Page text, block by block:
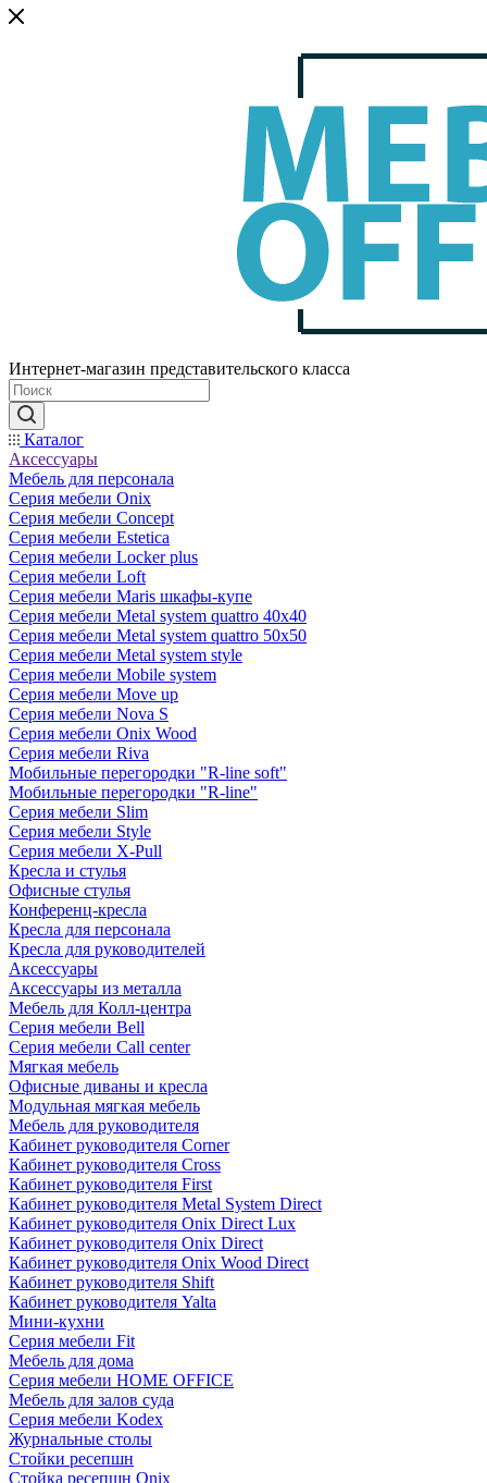
Интернет-магазин представительского класса
Каталог
Аксессуары
Мебель для персонала
Серия мебели Onix
Серия мебели Concept
Серия мебели Estetica
Серия мебели Locker plus
Серия мебели Loft
Серия мебели Maris шкафы-купе
Серия мебели Metal system quattro 40x40
Серия мебели Metal system quattro 50x50
Серия мебели Metal system style
Серия мебели Mobile system
Серия мебели Move up
Серия мебели Nova S
Серия мебели Onix Wood
Серия мебели Riva
Мобильные перегородки "R-line soft"
Мобильные перегородки "R-line"
Серия мебели Slim
Серия мебели Style
Серия мебели X-Pull
Кресла и стулья
Офисные стулья
Конференц-кресла
Кресла для персонала
Кресла для руководителей
Аксессуары
Аксессуары из металла
Мебель для Колл-центра
Серия мебели Bell
Серия мебели Call center
Мягкая мебель
Офисные диваны и кресла
Модульная мягкая мебель
Мебель для руководителя
Кабинет руководителя Corner
Кабинет руководителя Cross
Кабинет руководителя First
Кабинет руководителя Metal System Direct
Кабинет руководителя Onix Direct Lux
Кабинет руководителя Onix Direct
Кабинет руководителя Onix Wood Direct
Кабинет руководителя Shift
Кабинет руководителя Yalta
Мини-кухни
Серия мебели Fit
Мебель для дома
Серия мебели HOME OFFICE
Мебель для залов суда
Серия мебели Kodex
Журнальные столы
Стойки ресепшн
Стойка ресепшн Onix